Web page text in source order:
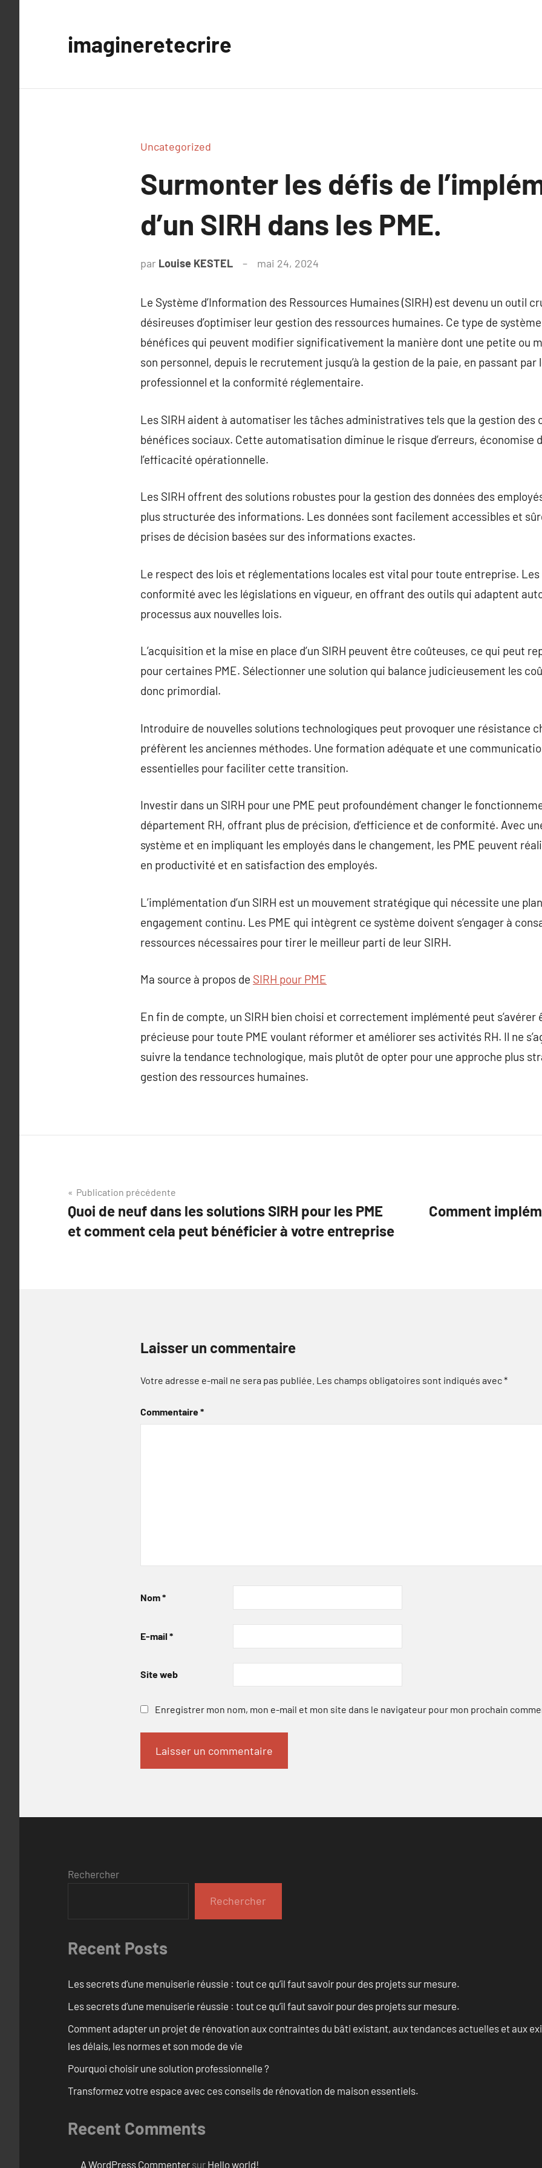
imagineretecrire
Uncategorized
Surmonter les défis de
d’un SIRH dans les PME.
par Louise KESTEL mai 24, 2024
Le Système d’Information des Ressources Humaines (SIRH) est devenu un outil
désireuses d’optimiser leur gestion des ressources humaines. Ce type de
bénéfices qui peuvent modifier significativement la manière dont une petite ou
son personnel, depuis le recrutement jusqu’à la gestion de la paie, en passant par
professionnel et la conformité réglementaire.
Les SIRH aident à automatiser les tâches administratives tels que la gestion des
bénéfices sociaux. Cette automatisation diminue le risque d’erreurs, économise
l’efficacité opérationnelle.
Les SIRH offrent des solutions robustes pour la gestion des données des
plus structurée des informations. Les données sont facilement accessibles et
prises de décision basées sur des informations exactes.
Le respect des lois et réglementations locales est vital pour toute entreprise. Les
conformité avec les législations en vigueur, en offrant des outils qui adaptent
processus aux nouvelles lois.
L’acquisition et la mise en place d’un SIRH peuvent être coûteuses, ce qui peut
pour certaines PME. Sélectionner une solution qui balance judicieusement les
donc primordial.
Introduire de nouvelles solutions technologiques peut provoquer une résistance
préfèrent les anciennes méthodes. Une formation adéquate et une
essentielles pour faciliter cette transition.
Investir dans un SIRH pour une PME peut profoundément changer le
département RH, offrant plus de précision, d’efficience et de conformité. Avec
système et en impliquant les employés dans le changement, les PME peuvent
en productivité et en satisfaction des employés.
L’implémentation d’un SIRH est un mouvement stratégique qui nécessite une
engagement continu. Les PME qui intègrent ce système doivent s’engager à
ressources nécessaires pour tirer le meilleur parti de leur SIRH.
Ma source à propos de SIRH pour PME
En fin de compte, un SIRH bien choisi et correctement implémenté peut s’avérer
précieuse pour toute PME voulant réformer et améliorer ses activités RH. Il ne
suivre la tendance technologique, mais plutôt de opter pour une approche plus
gestion des ressources humaines.
Navigation
de
l’article
Publication précédente
Quoi de neuf dans les solutions SIRH pour les PME
et comment cela peut bénéficier à votre entreprise
Comment
Laisser un commentaire
Votre adresse e-mail ne sera pas publiée. Les champs obligatoires sont indiqués avec*
Commentaire*
Nom*
E-mail *
Site web
Enregistrer mon nom, mon e-mail et mon site dans le navigateur pour mon prochain
Rechercher
Rechercher
Recent Posts
Les secrets d’une menuiserie réussie : tout ce qu’il faut savoir pour des projets sur mesure.
Les secrets d’une menuiserie réussie : tout ce qu’il faut savoir pour des projets sur mesure.
Comment adapter un projet de rénovation aux contraintes du bâti existant, aux tendances actuelles et aux
les délais, les normes et son mode de vie
Pourquoi choisir une solution professionnelle ?
Transformez votre espace avec ces conseils de rénovation de maison essentiels.
Recent Comments
A WordPress Commenter sur Hello world!